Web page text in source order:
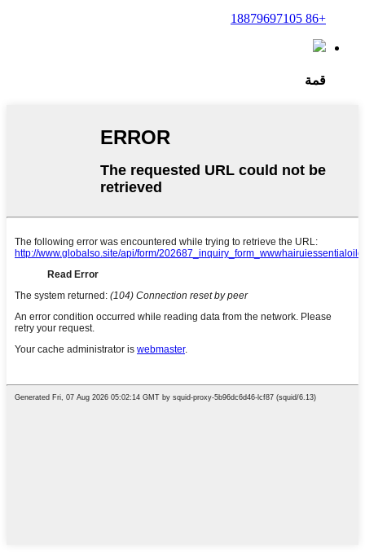
+86 18879697105
قمة